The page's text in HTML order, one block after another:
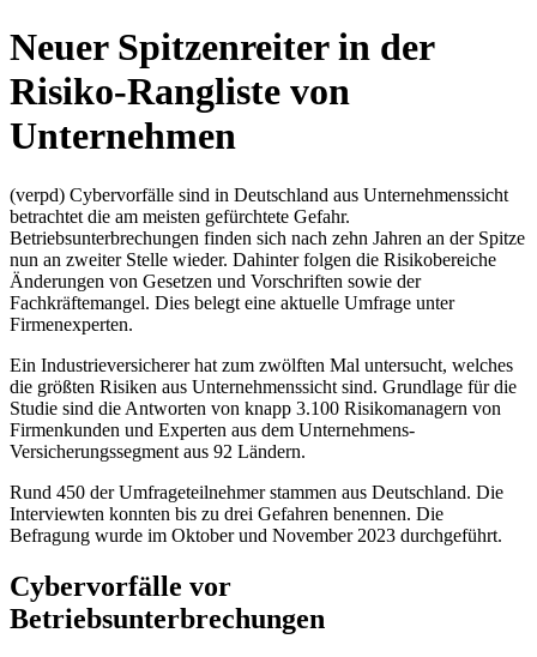
Neuer Spitzenreiter in der
Risiko-Rangliste von
Unternehmen
(verpd) Cybervorfälle sind in Deutschland aus Unternehmenssicht
betrachtet die am meisten gefürchtete Gefahr.
Betriebsunterbrechungen finden sich nach zehn Jahren an der Spitze
nun an zweiter Stelle wieder. Dahinter folgen die Risikobereiche
Änderungen von Gesetzen und Vorschriften sowie der
Fachkräftemangel. Dies belegt eine aktuelle Umfrage unter
Firmenexperten.
Ein Industrieversicherer hat zum zwölften Mal untersucht, welches
die größten Risiken aus Unternehmenssicht sind. Grundlage für die
Studie sind die Antworten von knapp 3.100 Risikomanagern von
Firmenkunden und Experten aus dem Unternehmens-
Versicherungssegment aus 92 Ländern.
Rund 450 der Umfrageteilnehmer stammen aus Deutschland. Die
Interviewten konnten bis zu drei Gefahren benennen. Die
Befragung wurde im Oktober und November 2023 durchgeführt.
Cybervorfälle vor
Betriebsunterbrechungen